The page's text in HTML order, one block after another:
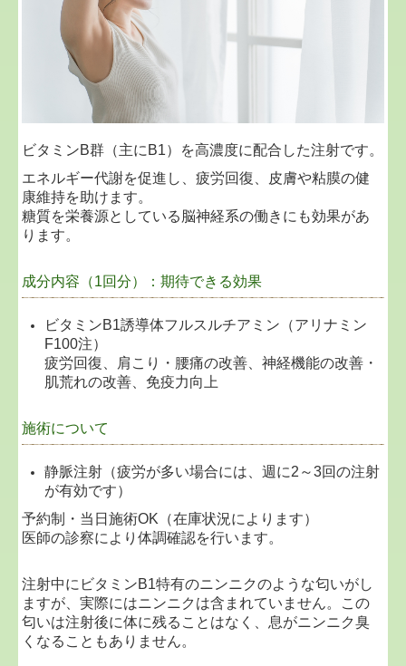
ビタミンB群（主にB1）を高濃度に配合した注射です。
エネルギー代謝を促進し、疲労回復、皮膚や粘膜の健
康維持を助けます。
糖質を栄養源としている脳神経系の働きにも効果があ
ります。
成分内容（1回分）：期待できる効果
ビタミンB1誘導体フルスルチアミン（アリナミン
F100注）
疲労回復、肩こり・腰痛の改善、神経機能の改善・
肌荒れの改善、免疫力向上
施術について
静脈注射（疲労が多い場合には、週に2～3回の注射
が有効です）
予約制・当日施術OK（在庫状況によります）
医師の診察により体調確認を行います。
注射中にビタミンB1特有のニンニクのような匂いがし
ますが、実際にはニンニクは含まれていません。この
匂いは注射後に体に残ることはなく、息がニンニク臭
くなることもありません。